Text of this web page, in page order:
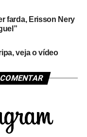
farda, Erisson Nery
veja o vídeo